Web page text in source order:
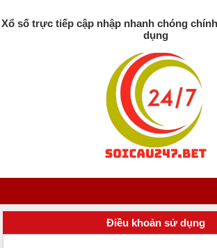
Xổ số trực tiếp cập nhập nhanh chóng
dụng
Điều khoản sử dụng